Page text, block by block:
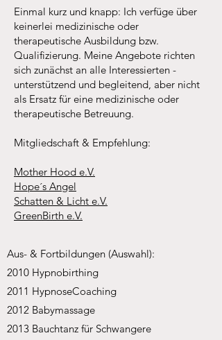
Einmal kurz und knapp: Ich verfüge über
keinerlei medizinische oder
therapeutische Ausbildung bzw.
Qualifizierung. Meine Angebote richten
sich zunächst an alle Interessierten -
unterstützend und begleitend, aber nicht
als Ersatz für eine medizinische oder
therapeutische Betreuung.
Mitgliedschaft & Empfehlung:
Mother Hood e.V.
Hope´s Angel
Schatten & Licht e.V.
GreenBirth e.V.
Aus- & Fortbildungen (Auswahl):
2010 Hypnobirthing
2011 HypnoseCoaching
2012 Babymassage
2013 Bauchtanz für Schwangere